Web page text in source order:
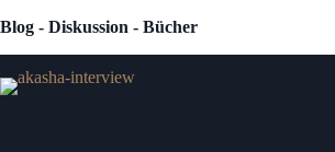
Inhalt
Blog - Diskussion - Bücher